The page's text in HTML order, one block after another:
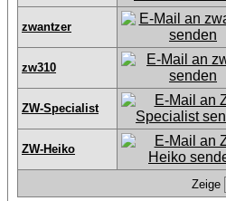
zwantzer
zw310
ZW-Specialist
ZW-Heiko
Zeige